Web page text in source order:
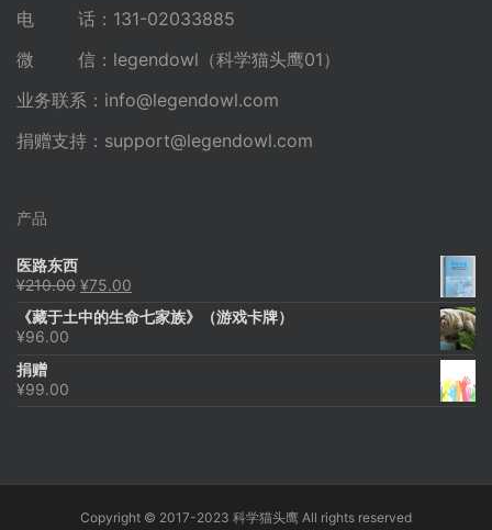
电 话：131-02033885
微 信：legendowl（科学猫头鹰01）
业务联系： info@legendowl.com
捐赠支持： support@legendowl.com
产品
医路东西
¥210.00 原
为：
¥75.00
价
《藏于土中的生命七家族》（游戏卡牌）
¥96.00
捐赠
¥99.00
Copyright © 2017-2023 科学猫头鹰 All rights reserved